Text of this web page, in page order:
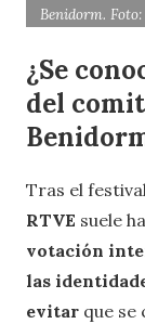
Benidorm.
¿Se
del
Tras el
RTVE suele
votación
las
evitar que se